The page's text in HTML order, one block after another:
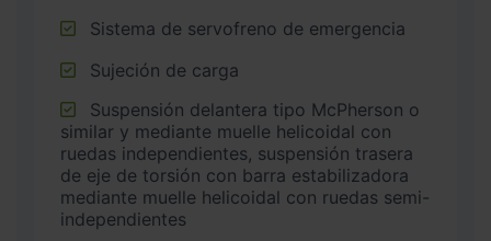
Sistema de servofreno de emergencia
Sujeción de carga
similar y mediante muelle helicoidal con
ruedas independientes, suspensión trasera
de eje de torsión con barra estabilizadora
mediante muelle helicoidal con ruedas semi-
independientes